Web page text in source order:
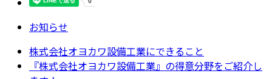
お知らせ
株式会社オヨカワ設備工業にできること
『株式会社オヨカワ設備工業』の得意分野をご紹介し